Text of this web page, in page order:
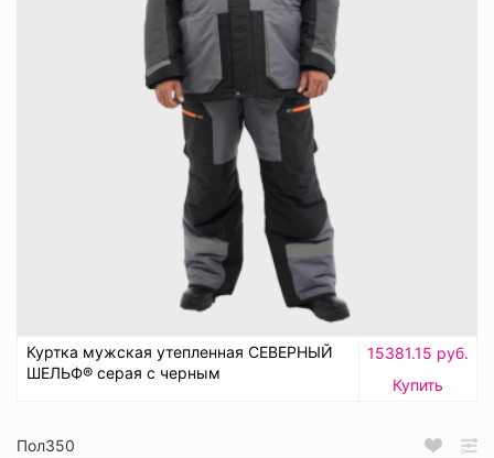
Куртка мужская утепленная СЕВЕРНЫЙ
ШЕЛЬФ® серая с черным
15381.15 руб.
Купить
Пол350